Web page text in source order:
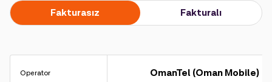
Dil Azərbaycan
Fakturasız Fakturalı
Operator OmanTel (Oman Mobile)